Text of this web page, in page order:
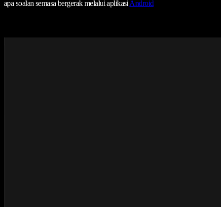
apa soalan semasa bergerak melalui aplikasiAndroid